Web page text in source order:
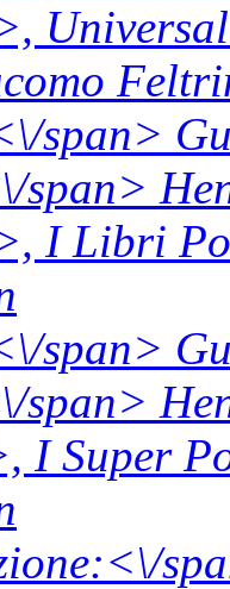
span>
span>
I Libri
span>
span>
I Super